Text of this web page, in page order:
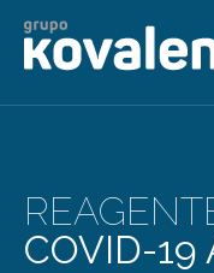
COVID-19